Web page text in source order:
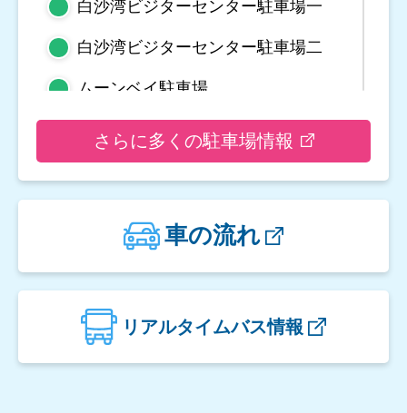
白沙湾ビジターセンター駐車場一
白沙湾ビジターセンター駐車場二
ムーンベイ駐車場
野柳地質公園駐車場
観音山遊客中心駐車場一
楓櫃斗湖駐車場
翡翠湾駐車場
さらに多くの駐車場情報
車の流れ
リアルタイムバス情報